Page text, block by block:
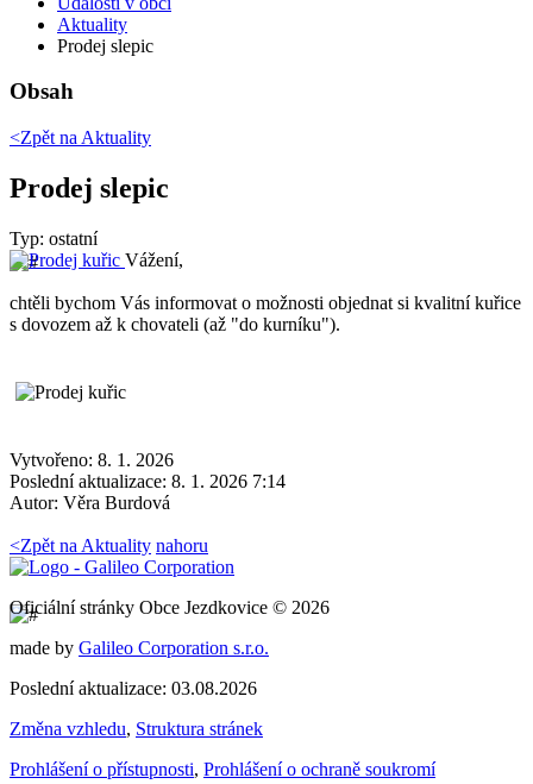
Aktuality
Prodej slepic
Obsah
<Zpět na Aktuality
Prodej slepic
Typ: ostatní
Vážení,
chtěli bychom Vás informovat o možnosti objednat si kvalitní kuřice
s dovozem až k chovateli (až "do kurníku").
Vytvořeno: 8. 1. 2026
Poslední aktualizace: 8. 1. 2026 7:14
Autor: Věra Burdová
<Zpět na Aktuality nahoru
Oficiální stránky Obce Jezdkovice © 2026
made by Galileo Corporation s.r.o.
Poslední aktualizace: 03.08.2026
Změna vzhledu, Struktura stránek
Prohlášení o přístupnosti, Prohlášení o ochraně soukromí